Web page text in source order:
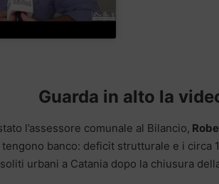
Guarda in alto la
l’assessore comunale al Bilancio,
banco: deficit strutturale e i circa
urbani a Catania dopo la chiusura